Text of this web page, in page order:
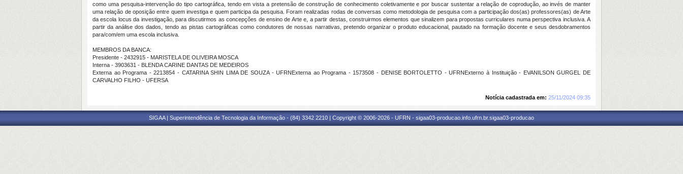
como uma pesquisa-intervenção do tipo cartográfica, tendo em vista a pretensão de construção de conhecimento coletivamente e por buscar sustentar a relação de coprodução, ao invés de manter
uma relação de oposição entre quem investiga e quem participa da pesquisa. Foram realizadas rodas de conversas como metodologia de pesquisa com a participação dos(as) professores(as) de Arte
da escola locus da investigação, para discutirmos as concepções de ensino de Arte e, a partir destas, construirmos elementos que sinalizem para propostas curriculares numa perspectiva inclusiva. A
partir da análise dos dados, tendo as pistas cartográficas como condutores de nossas narrativas, pretendo organizar o produto educacional, pautado na formação docente e seus desdobramentos
para/com/em uma escola inclusiva.
MEMBROS DA BANCA:
Presidente - 2432915 - MARISTELA DE OLIVEIRA MOSCA
Interna - 3903631 - BLENDA CARINE DANTAS DE MEDEIROS
Externa ao Programa - 2213854 - CATARINA SHIN LIMA DE SOUZA - UFRNExterna ao Programa - 1573508 - DENISE BORTOLETTO - UFRNExterno à Instituição - EVANILSON GURGEL DE
CARVALHO FILHO - UFERSA
Notícia cadastrada em: 25/11/2024 09:35
SIGAA | Superintendência de Tecnologia da Informação - (84) 3342 2210 | Copyright © 2006-2026 - UFRN - sigaa03-producao.info.ufrn.br.sigaa03-producao